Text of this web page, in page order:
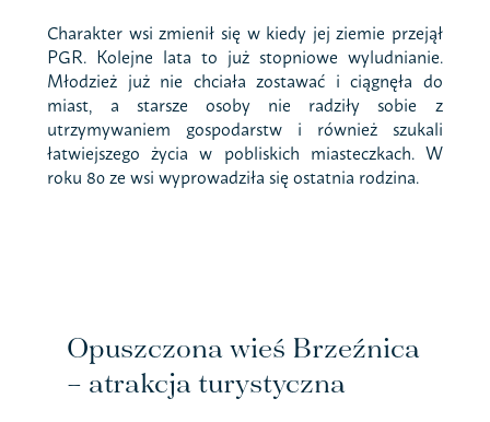
Charakter wsi zmienił się w kiedy jej ziemie przejął
PGR. Kolejne lata to już stopniowe wyludnianie.
Młodzież już nie chciała zostawać i ciągnęła do
miast, a starsze osoby nie radziły sobie z
utrzymywaniem gospodarstw i również szukali
łatwiejszego życia w pobliskich miasteczkach. W
roku 80 ze wsi wyprowadziła się ostatnia rodzina.
Opuszczona wieś Brzeźnica
– atrakcja turystyczna